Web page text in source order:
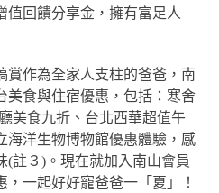
值回饋分享金，擁有富足人
賞作為全家人支柱的爸爸，南
美食與住宿優惠，包括：寒舍
美食九折、台北西華超值午
海洋生物博物館優惠體驗，感
(註３)。現在就加入南山會員
一起好好寵爸爸一「夏」！